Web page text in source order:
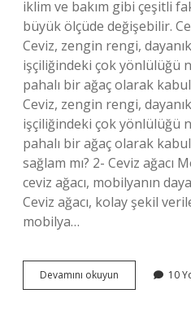
iklim ve bakım gibi çeşitli
büyük ölçüde değişebilir.
Ceviz, zengin rengi,
işçiliğindeki çok yönlülüğü
pahalı bir ağaç olarak
Ceviz, zengin rengi,
işçiliğindeki çok yönlülüğü
pahalı bir ağaç olarak
sağlam mı? 2- Ceviz ağacı
ceviz ağacı, mobilyanın
Ceviz ağacı, kolay şekil
mobilya…
Devamını okuyun
Ağacı
10